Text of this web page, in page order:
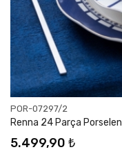
POR-07297/2
Renna 24 Parça Porselen
5.499,90 ₺